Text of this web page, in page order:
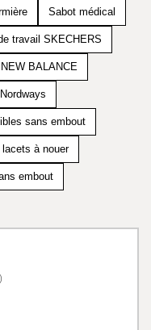
Sabot médical
travail SKECHERS
BALANCE
sans embout
à nouer
embout